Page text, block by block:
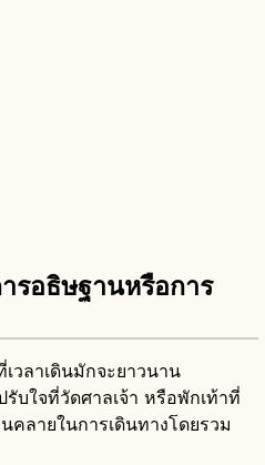
รอธิษฐานหรือการ
วลาเดินมักจะยาวนาน
บใจที่วัดศาลเจ้า หรือพักเท้าที่
ลายในการเดินทางโดยรวม